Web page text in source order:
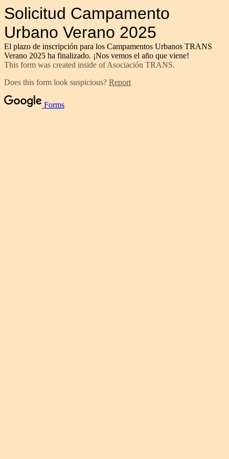
Solicitud Campamento
Urbano Verano 2025
El plazo de inscripción para los Campamentos Urbanos TRANS
Verano 2025 ha finalizado. ¡Nos vemos el año que viene!
This form was created inside of Asociación TRANS.
Does this form look suspicious? Report
Forms